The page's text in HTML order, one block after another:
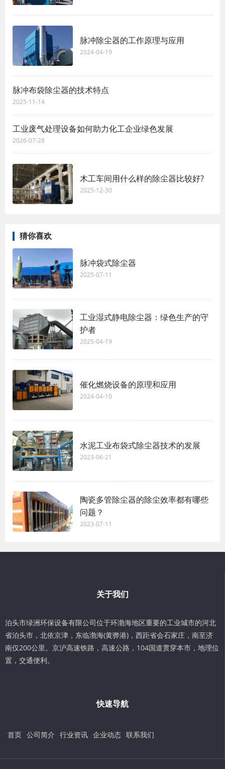
脉冲除尘器的工作原理与应用
2024-04-19
脉冲布袋除尘器的技术特点
2025-11-14
工业废气处理设备如何助力化工企业绿色发展
2026-07-28
木工车间用什么样的除尘器比较好?
2025-12-30
猜你喜欢
脉冲袋式除尘器
2025-07-11
工业湿式静电除尘器：绿色生产的守
护者
2025-04-19
催化燃烧设备的原理和应用
2024-04-10
水泥工业布袋式除尘器技术的发展
2023-06-21
陶瓷多管除尘器的除尘效率都有哪些
问题？
2023-07-11
关于我们
泊头市绿洲环保设备有限公司位于环渤海地区重要的工业城市的河北
省泊头市，北依京津，东临渤海(黄骅港)，西距省会石家庄，南至济
南仅200公里。京沪高速铁路，高速公路，104国道贯穿本市，地理位
置，交通便利。
快速导航
首页 公司简介 行业资讯 企业动态 联系我们